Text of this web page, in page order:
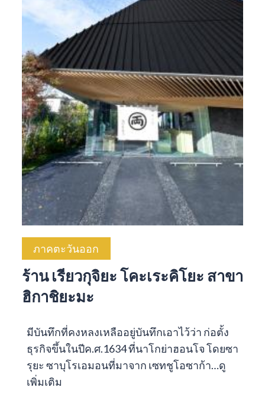
ภาคตะวันออก
ร้าน เรียวกุจิยะ โคะเระคิโยะ สาขา
ฮิกาชิยะมะ
มีบันทึกที่คงหลงเหลืออยู่บันทึกเอาไว้ว่า ก่อตั้ง
ธุรกิจขึ้นในปีค.ศ.1634 ที่นาโกย่าฮอนโจ โดยซา
รุยะ ซาบุโรเอมอนที่มาจาก เซทชูโอซาก้า…ดู
เพิ่มเติม